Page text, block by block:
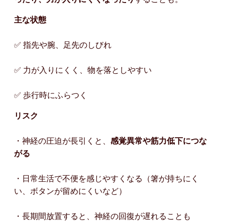
主な状態
✅ 指先や腕、足先のしびれ
✅ 力が入りにくく、物を落としやすい
✅ 歩行時にふらつく
リスク
・神経の圧迫が長引くと、 感覚異常や筋力低下につな
がる
・日常生活で不便を感じやすくなる（箸が持ちにく
い、ボタンが留めにくいなど）
・長期間放置すると、神経の回復が遅れることも